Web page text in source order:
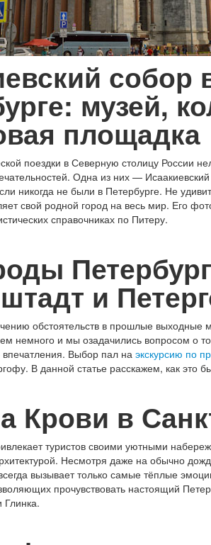
собор
музей,
площадка
поездки в Северную столицу России
Одна из них —
никогда не были в Петербурге. Не
свой родной город на весь мир. Его
справочниках по Питеру.
и
обстоятельств в прошлые выходные
немного и мы озадачились вопросом о
Выбор пал на экскурсию по
В данной статье расскажем, как это
Крови в
туристов своими уютными
Несмотря даже на обычно
вызывает только самые тёплые
прочувствовать настоящий
Глинка.